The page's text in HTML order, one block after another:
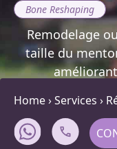
Bone Reshaping
Remodelage
taille du
Home›Services ›